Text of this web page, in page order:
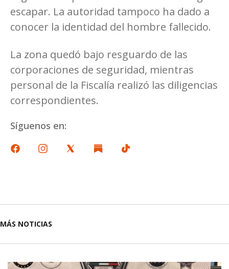
escapar. La autoridad tampoco ha dado a
conocer la identidad del hombre fallecido.
La zona quedó bajo resguardo de las
corporaciones de seguridad, mientras
personal de la Fiscalía realizó las diligencias
correspondientes.
Síguenos en:
MÁS NOTICIAS